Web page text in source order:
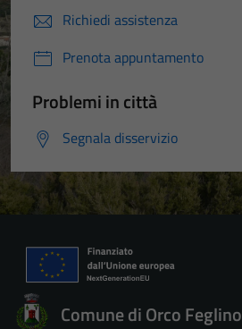
Richiedi assistenza
Prenota appuntamento
Problemi in città
Segnala disservizio
Comune di Orco Feglino